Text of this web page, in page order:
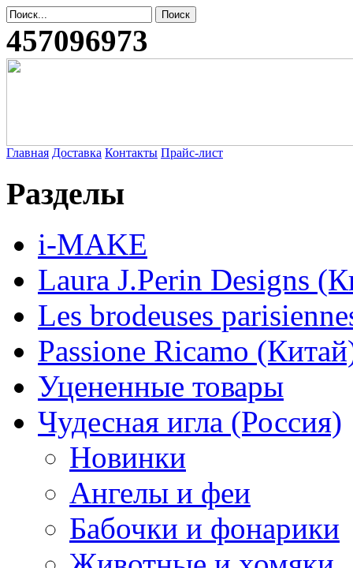
457096973
Главная Доставка Контакты Прайс-лист
Разделы
i-MAKE
Laura J.Perin Designs
Les brodeuses
Passione Ricamo
Уцененные товары
Чудесная игла (Россия)
Новинки
Ангелы и феи
Бабочки и фонарики